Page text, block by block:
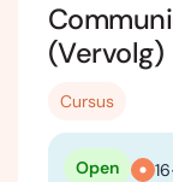
(Vervolg)
Cursus
Open